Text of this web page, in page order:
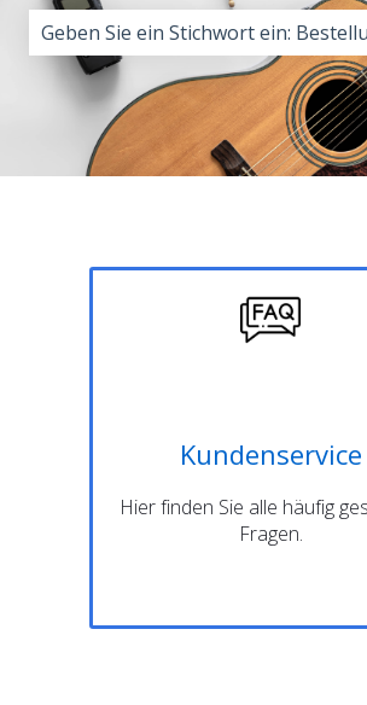
Es gibt keine Vorschläge, da das
Kundenservice
Hier finden Sie alle häufig
Fragen.